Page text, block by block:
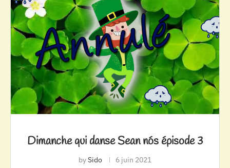
Dimanche qui danse Sean nós épisode 3
bySido 6 juin 2021